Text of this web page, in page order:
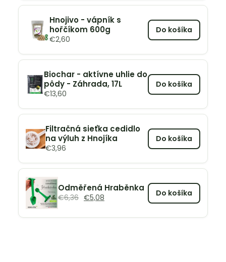
Hnojivo - vápník s
hořčíkom 600g
€2,60
Do košíka
Biochar - aktívne uhlie do
pôdy - Záhrada, 17L
€13,60
Do košíka
Filtračná sieťka cedidlo
na výluh z Hnojíka
€3,96
Do košíka
Odměřená Hraběnka
€6,36 €5,08 Do košíka